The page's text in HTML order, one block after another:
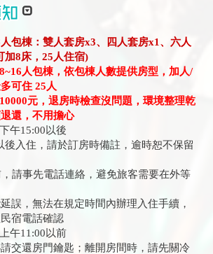
包棟：雙人套房x3、四人套房x1、六人
加8床，25人住宿)
人包棟，依包棟人數提供房型，加人/
可住 25人
元，退房時檢查沒問題，環境整理乾
還，不用擔心
午15:00以後
入住，請於訂房時備註，逾時恕不保留
請事先電話連絡，避免旅客需要在外等
，無法在規定時間內辦理入住手續，
宿電話確認
午11:00以前
交還房門鑰匙；離開房間時，請先關冷